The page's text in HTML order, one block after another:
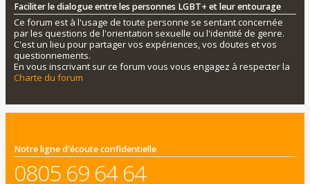
Faciliter le dialogue entre les personnes LGBT+ et leur entourage
Ce forum est à l'usage de toute personne se sentant concernée
par les questions de l'orientation sexuelle ou l'identité de genre.
C'est un lieu pour partager vos expériences, vos doutes et vos
questionnements.
En vous inscrivant sur ce forum vous vous engagez à respecter la
Charte du forum
Notre ligne d'écoute confidentielle
0805 69 64 64